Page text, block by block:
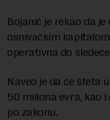
Bojanić je rekao da
osnivačkim
operativna do
Naveo je da će šteta
50 miliona evra, kao
po zakonu.